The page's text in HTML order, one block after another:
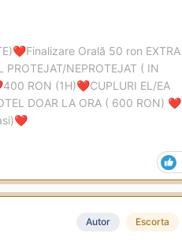
❤️Finalizare Orală 50 ron EXTRA
PROTEJAT/NEPROTEJAT ( IN
400 RON (1H)❤️CUPLURI EL/EA
DOAR LA ORA ( 600 RON) ❤️
❤️
Autor Escorta